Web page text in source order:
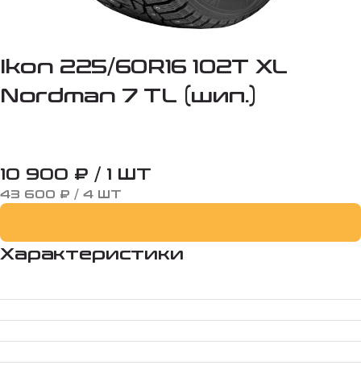
Ikon 225/60R16 102T XL
Nordman 7 TL (шип.)
10 900 ₽ / 1 ШТ
43 600 ₽ / 4 ШТ
Характеристики